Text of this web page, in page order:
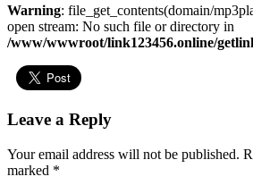
Warning: file_get_contents(domain/
open stream: No such file or directory in
/www/wwwroot/link123456.online/
Leave a Reply
Your email address will not be published.
marked *